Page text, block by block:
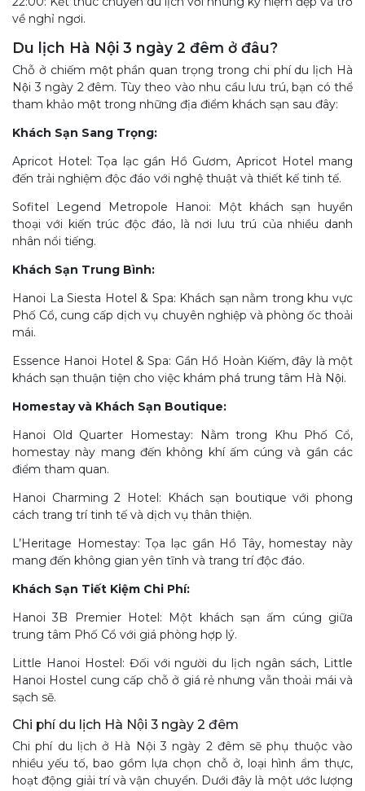
về nghỉ ngơi.
Du lịch Hà Nội 3 ngày 2 đêm ở đâu?
Chỗ ở chiếm một phần quan trọng trong chi phí du lịch Hà
Nội 3 ngày 2 đêm. Tùy theo vào nhu cầu lưu trú, bạn có thể
tham khảo một trong những địa điểm khách sạn sau đây:
Khách Sạn Sang Trọng:
Apricot Hotel: Tọa lạc gần Hồ Gươm, Apricot Hotel mang
đến trải nghiệm độc đáo với nghệ thuật và thiết kế tinh tế.
Sofitel Legend Metropole Hanoi: Một khách sạn huyền
thoại với kiến trúc độc đáo, là nơi lưu trú của nhiều danh
nhân nổi tiếng.
Khách Sạn Trung Bình:
Hanoi La Siesta Hotel & Spa: Khách sạn nằm trong khu vực
Phố Cổ, cung cấp dịch vụ chuyên nghiệp và phòng ốc thoải
mái.
Essence Hanoi Hotel & Spa: Gần Hồ Hoàn Kiếm, đây là một
khách sạn thuận tiện cho việc khám phá trung tâm Hà Nội.
Homestay và Khách Sạn Boutique:
Hanoi Old Quarter Homestay: Nằm trong Khu Phố Cổ,
homestay này mang đến không khí ấm cúng và gần các
điểm tham quan.
Hanoi Charming 2 Hotel: Khách sạn boutique với phong
cách trang trí tinh tế và dịch vụ thân thiện.
L’Heritage Homestay: Tọa lạc gần Hồ Tây, homestay này
mang đến không gian yên tĩnh và trang trí độc đáo.
Khách Sạn Tiết Kiệm Chi Phí:
Hanoi 3B Premier Hotel: Một khách sạn ấm cúng giữa
trung tâm Phố Cổ với giá phòng hợp lý.
Little Hanoi Hostel: Đối với người du lịch ngân sách, Little
Hanoi Hostel cung cấp chỗ ở giá rẻ nhưng vẫn thoải mái và
sạch sẽ.
Chi phí du lịch Hà Nội 3 ngày 2 đêm
Chi phí du lịch ở Hà Nội 3 ngày 2 đêm sẽ phụ thuộc vào
nhiều yếu tố, bao gồm lựa chọn chỗ ở, loại hình ẩm thực,
hoạt động giải trí và vận chuyển. Dưới đây là một ước lượng